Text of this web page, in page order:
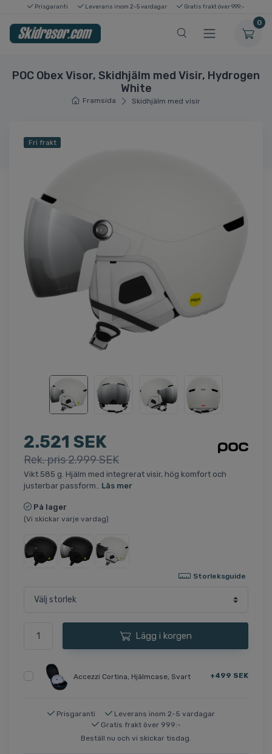
Prisgaranti Leverans inom 2-5 vardagar Gratis frakt över 999:-
0
POC Obex Visor, Skidhjälm med Visir, Hydrogen
White
Framsida Skidhjälm med visir
Fri frakt
2.521 SEK
Rek. pris 2.999 SEK
Vikt 585 g. Hjälm med integrerat visir, hög komfort och
justerbar passform.. Läs mer
På lager
(Vi skickar varje vardag)
Storleksguide
Lägg i korgen
Accezzi Cortina, Hjälmcase, Svart +499 SEK
Prisgaranti
Leverans inom 2-5 vardagar
Gratis frakt över 999:-
Beställ nu och vi skickar tisdag.